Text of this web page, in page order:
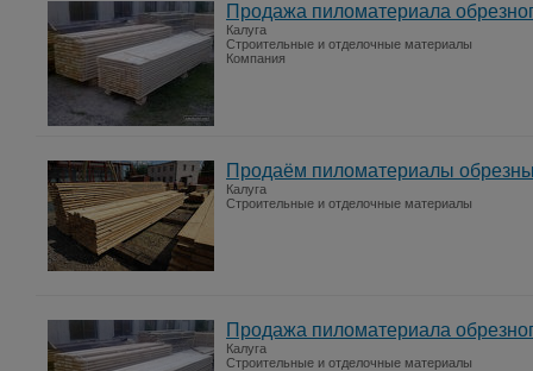
Продажа пиломатериала
Калуга
Строительные и отделочные материалы
Компания
Продаём пиломатериалы
Калуга
Строительные и отделочные материалы
Продажа пиломатериала
Калуга
Строительные и отделочные материалы